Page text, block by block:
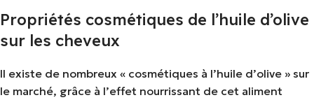
Propriétés cosmétiques de l’huile d’olive
sur les cheveux
Il existe de nombreux « cosmétiques à l’huile d’olive » sur
le marché, grâce à l’effet nourrissant de cet aliment